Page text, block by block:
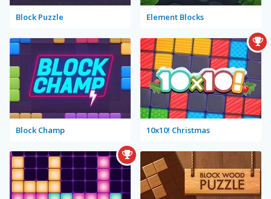
Block Puzzle Element Blocks
Block Champ 10x10! Christmas